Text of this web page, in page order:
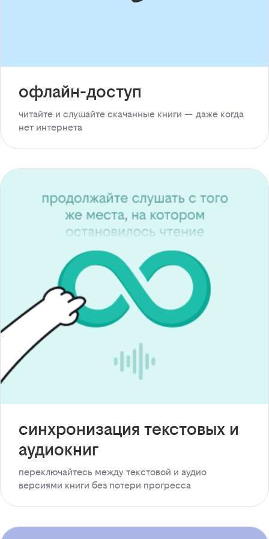
офлайн-доступ
читайте и слушайте скачанные книги — даже когда
нет интернета
синхронизация текстовых и
аудиокниг
переключайтесь между текстовой и аудио
версиями книги без потери прогресса